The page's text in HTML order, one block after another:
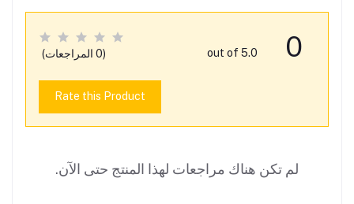
0
out of 5.0 (0 المراجعات)
Rate this Product
لم تكن هناك مراجعات لهذا المنتج حتى الآن.